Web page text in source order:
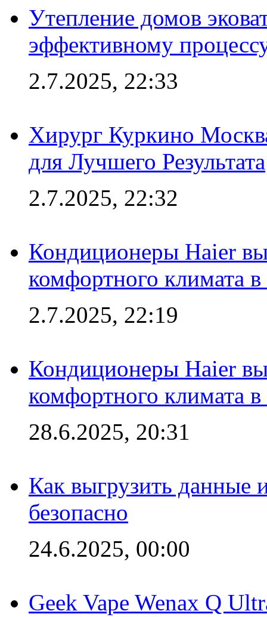
Утепление домов
эффективному
2.7.2025, 22:33
Хирург Куркино
для Лучшего Результата
2.7.2025, 22:32
Кондиционеры Haier
комфортного климата
2.7.2025, 22:19
Кондиционеры Haier
комфортного климата
28.6.2025, 20:31
Как выгрузить данные
безопасно
24.6.2025, 00:00
Geek Vape Wenax Q